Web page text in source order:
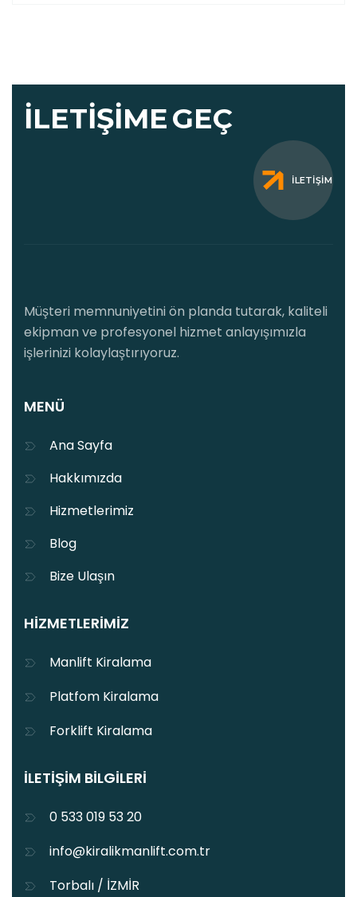
İLETIŞIMEGEÇ
İLETIŞIM
Müşteri memnuniyetini ön planda tutarak, kaliteli
ekipman ve profesyonel hizmet anlayışımızla
işlerinizi kolaylaştırıyoruz.
MENÜ
Ana Sayfa
Hakkımızda
Hizmetlerimiz
Blog
Bize Ulaşın
HIZMETLERIMIZ
Manlift Kiralama
Platfom Kiralama
Forklift Kiralama
İLETIŞIM BILGILERI
0 533 019 53 20
info@kiralikmanlift.com.tr
Torbalı / İZMİR